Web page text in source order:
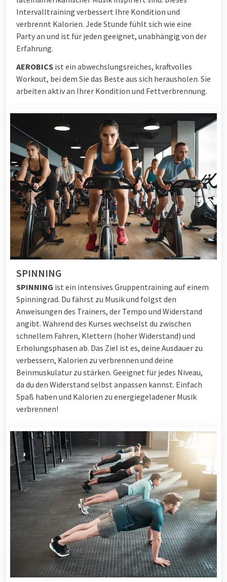
Intervalltraining verbessert Ihre Kondition und
verbrennt Kalorien. Jede Stunde fühlt sich wie eine
Party an und ist für jeden geeignet, unabhängig von der
Erfahrung.
AEROBICS ist ein abwechslungsreiches, kraftvolles
Workout, bei dem Sie das Beste aus sich herausholen. Sie
arbeiten aktiv an Ihrer Kondition und Fettverbrennung.
SPINNING
SPINNING ist ein intensives Gruppentraining auf einem
Spinningrad. Du fährst zu Musik und folgst den
Anweisungen des Trainers, der Tempo und Widerstand
angibt. Während des Kurses wechselst du zwischen
schnellem Fahren, Klettern (hoher Widerstand) und
Erholungsphasen ab. Das Ziel ist es, deine Ausdauer zu
verbessern, Kalorien zu verbrennen und deine
Beinmuskulatur zu stärken. Geeignet für jedes Niveau,
da du den Widerstand selbst anpassen kannst. Einfach
Spaß haben und Kalorien zu energiegeladener Musik
verbrennen!